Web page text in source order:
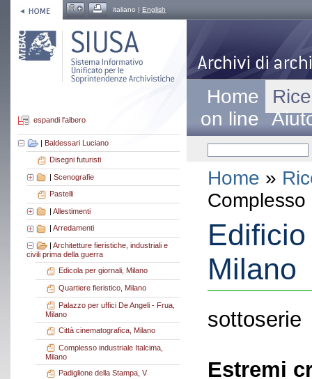
italiano | English
espandi l'albero
| Baldessari Luciano
Disegni futuristi
| Scenografie
Pastelli
| Allestimenti
Arredamenti
| Architetture fieristiche, industriali e
civili prima della guerra
Edicola per giornali, Milano
Quartiere fieristico, Milano
Palazzo per uffici De Angeli - Frua,
Milano
Città cinematografica, Milano
Complesso industriale Italcima,
Milano
Padiglione della Stampa, V
Home
on line
Home »
Milano
sottoserie
Estremi